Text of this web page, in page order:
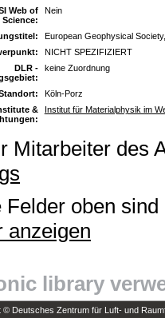
Web of
Science:
Nein
European Geophysical
NICHT SPEZIFIZIERT
DLR -
keine Zuordnung
Köln-Porz
&
Institut für Materialphysik im
Mitarbeiter des
Felder oben
anzeigen
library
Deutsches Zentrum für Luft- und